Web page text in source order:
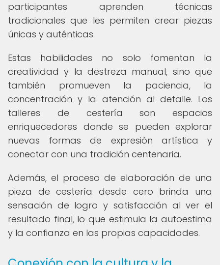
participantes aprenden técnicas
tradicionales que les permiten crear piezas
únicas y auténticas.
Estas habilidades no solo fomentan la
creatividad y la destreza manual, sino que
también promueven la paciencia, la
concentración y la atención al detalle. Los
talleres de cestería son espacios
enriquecedores donde se pueden explorar
nuevas formas de expresión artística y
conectar con una tradición centenaria.
Además, el proceso de elaboración de una
pieza de cestería desde cero brinda una
sensación de logro y satisfacción al ver el
resultado final, lo que estimula la autoestima
y la confianza en las propias capacidades.